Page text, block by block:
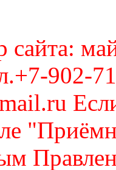
сайта:
902-